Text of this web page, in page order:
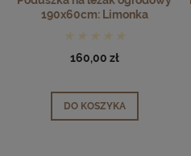
190x60cm: Limonka
160,00 zł
DO KOSZYKA